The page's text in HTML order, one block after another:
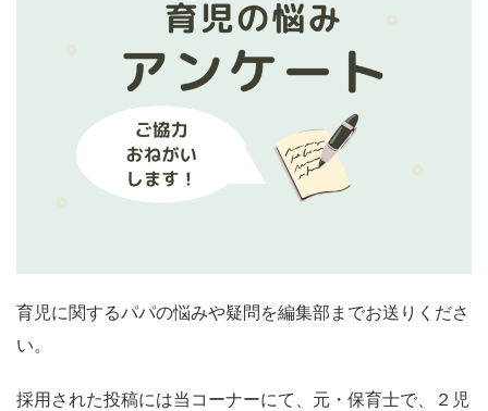
育児に関するパパの悩みや疑問を編集部までお送りくださ
い。
採用された投稿には当コーナーにて、元・保育士で、２児